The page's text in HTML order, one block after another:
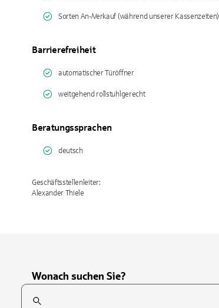
Sorten An-/Verkauf (während unserer Kassenzeiten)
Barrierefreiheit
automatischer Türöffner
weitgehend rollstuhlgerecht
Beratungssprachen
deutsch
Geschäftsstellenleiter:
Alexander Thiele
Wonach suchen Sie?
Suchfeld